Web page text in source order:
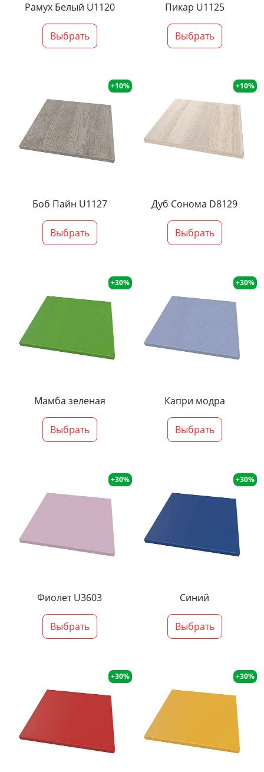
Рамух Белый U1120
Выбрать
Пикар U1125
Выбрать
+10%
Боб Пайн U1127
Выбрать
+10%
Дуб Сонома D8129
Выбрать
+30%
Мамба зеленая
Выбрать
+30%
Капри модра
Выбрать
+30%
Фиолет U3603
Выбрать
+30%
Синий
Выбрать
+30% +30%